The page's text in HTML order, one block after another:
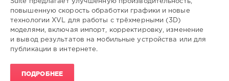
редактор ,
графического,
дизайна
повышенную скорость обработки графики и новые
технологии XVL для работы с трёхмерными (3D)
моделями, включая импорт, корректировку, изменение
и вывод результатов на мобильные устройства или для
публикации в интернете.
ПОДРОБНЕЕ